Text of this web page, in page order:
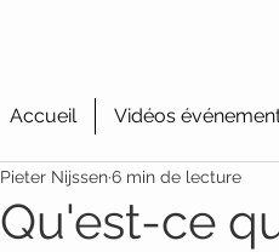
Accueil Vidéos
Qu'est-ce
Pieter Nijssen6 min de lecture